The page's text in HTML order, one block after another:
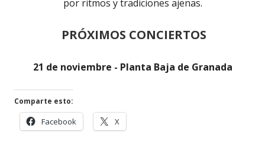
por ritmos y tradiciones ajenas.
PRÓXIMOS CONCIERTOS
21 de noviembre - Planta Baja de Granada
Comparte esto:
Facebook
en
X
en